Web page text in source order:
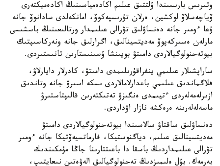
وتىرىس بارىسىندا ۇلتتىق عىلىم اكادەمياسىنىڭ اكادەميكتەرى
ۆياچەسلاۆ لوكشين، ەرلان تۇرىسپەكوۆ، امانكەلدى سادانوۆ جانە
ۇعا ءومىر جانە دەنساۋلىق تۋرالى عىلىمدار ورتالىعىنىڭ باسشىسى
مارلەن ەسىركەپوۆ مەديتسينالىق، اگرارلىق جانە ونەركاسىپتىك
بيوتەحنولوگيالاردى دامىتۋ بويىنشا ۇسىنىستارىن تانىستىردى.
ساراپشىلار عىلىمي ينفراقۇرىلىمدى دامىتۋ، كادرلار دايارلاۋ،
فلاگماندىق عىلىمي باعدارلامالاردى ىسكە اسىرۋ جانە وتاندىق
ازىرلەمەلەردى ءتيىمدى ەنگىزۋ تەتىكتەرىن قالىپتاستىرۋ
ماسەلەلەرىنە ەرەكشە نازار اۋداردى.
دەنساۋلىق ساقتاۋ سالاسىندا بيوتەحنولوگيالاردى دامىتۋ
مەديتسينالىق عىلىم، دياگنوستيكا، فارماتسيەۆتيكا جانە ءومىر
تۋرالى عىلىمداردىڭ باسقا دا باعىتتارىنا جاڭا مۇمكىندىك
بەرمەك. بۇل ەلىمىزدىڭ تەحنولوگيالىق الەۋەتىن نىعايتىپ،